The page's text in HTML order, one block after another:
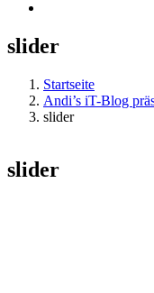
slider
Startseite
Andi’s iT-Blog
slider
slider